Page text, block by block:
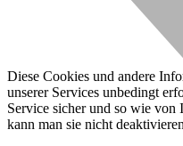
Diese Cookies und andere
unserer Services unbedingt
Service sicher und so wie
kann man sie nicht